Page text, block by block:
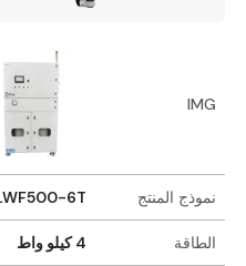
IMG
نموذج المنتج MLWF500-6T
الطاقة